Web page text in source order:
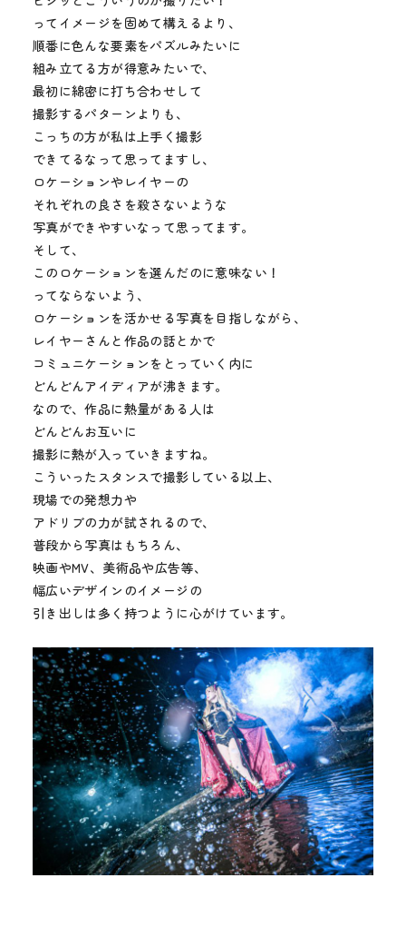
ってイメージを固めて構えるより、
順番に色んな要素をパズルみたいに
組み立てる方が得意みたいで、
最初に綿密に打ち合わせして
撮影するパターンよりも、
こっちの方が私は上手く撮影
できてるなって思ってますし、
ロケーションやレイヤーの
それぞれの良さを殺さないような
写真ができやすいなって思ってます。
そして、
このロケーションを選んだのに意味ない！
ってならないよう、
ロケーションを活かせる写真を目指しながら、
レイヤーさんと作品の話とかで
コミュニケーションをとっていく内に
どんどんアイディアが沸きます。
なので、作品に熱量がある人は
どんどんお互いに
撮影に熱が入っていきますね。
こういったスタンスで撮影している以上、
現場での発想力や
アドリブの力が試されるので、
普段から写真はもちろん、
映画やMV、美術品や広告等、
幅広いデザインのイメージの
引き出しは多く持つように心がけています。